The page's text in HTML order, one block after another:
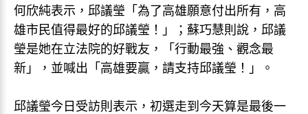
何欣純表示，邱議瑩「為了高雄願意付出所有，高
雄市民值得最好的邱議瑩！」；蘇巧慧則說，邱議
瑩是她在立法院的好戰友，「行動最強、觀念最
新」，並喊出「高雄要贏，請支持邱議瑩！」。
邱議瑩今日受訪則表示，初選走到今天算是最後一